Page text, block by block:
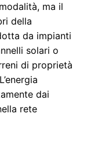
ma il
della
da impianti
solari o
di proprietà
dai
rete